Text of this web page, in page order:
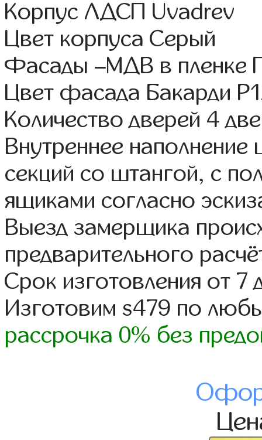
Корпус ЛДСП Uvadrev
Цвет корпуса Серый
Фасады –МДВ в пленке
Цвет фасада Бакарди
Количество дверей 4
Внутреннее
секций со штангой, с
ящиками согласно
Выезд замерщика
предварительного
Срок изготовления от 7
Изготовим s479 по
рассрочка 0% без